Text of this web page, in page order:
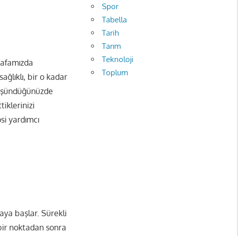
bir o kadar
yardımcı
başlar. Sürekli
noktadan sonra
Spor
Tabella
Tarih
Tarım
Teknoloji
Toplum